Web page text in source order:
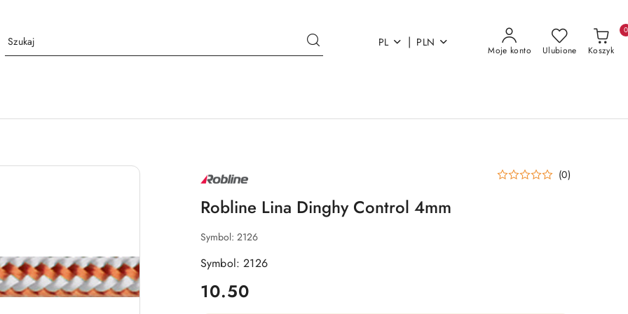
PL | PLN
Moje konto Ulubione Koszyk
0
PRODUCENTA: (0)
Robline Lina Dinghy Control 4mm
Symbol: 2126
Symbol: 2126
cena:
10.50